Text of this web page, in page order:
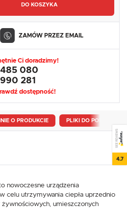
DO KOSZYKA
ZAMÓW PRZEZ EMAIL
Ci doradzimy!
080
281
dostępność!
O PRODUKCIE PLIKI DO POBRANIA
nowoczesne urządzenia
celu utrzymywania ciepła uprzednio
umieszczonych
SEE REVIEWS
4.7